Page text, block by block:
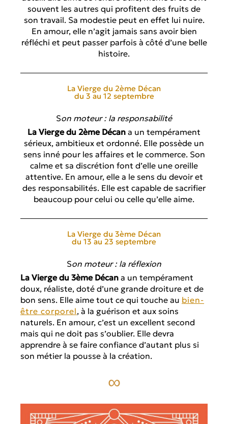
souvent les autres qui profitent des fruits de
son travail. Sa modestie peut en effet lui nuire.
En amour, elle n’agit jamais sans avoir bien
réfléchi et peut passer parfois à côté d’une belle
histoire.
La Vierge du 2ème Décan
du 3 au 12 septembre
Son moteur : la responsabilité
La Vierge du 2ème Décan a un tempérament
sérieux, ambitieux et ordonné. Elle possède un
sens inné pour les affaires et le commerce. Son
calme et sa discrétion font d’elle une oreille
attentive. En amour, elle a le sens du devoir et
des responsabilités. Elle est capable de sacrifier
beaucoup pour celui ou celle qu’elle aime.
La Vierge du 3ème Décan
du 13 au 23 septembre
Son moteur : la réflexion
La Vierge du 3ème Décan a un tempérament
doux, réaliste, doté d’une grande droiture et de
bon sens. Elle aime tout ce qui touche au bien-
être corporel, à la guérison et aux soins
naturels. En amour, c’est un excellent second
mais qui ne doit pas s’oublier. Elle devra
apprendre à se faire confiance d’autant plus si
son métier la pousse à la création.
∞